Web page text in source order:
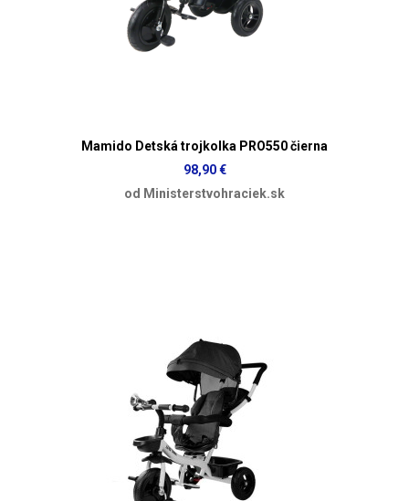
Mamido Detská trojkolka PRO550 čierna
98,90 €
od Ministerstvohraciek.sk